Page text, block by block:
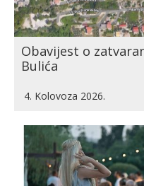
Obavijest o
Bulića
4. Kolovoza 2026.